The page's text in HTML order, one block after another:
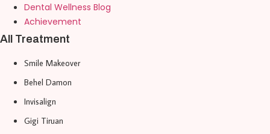
Dental Wellness Blog
Achievement
All Treatment
Smile Makeover
Behel Damon
Invisalign
Gigi Tiruan